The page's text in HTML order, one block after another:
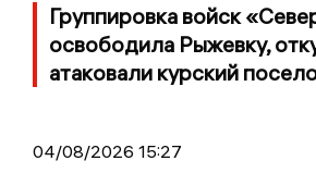
Группировка войск
освободила Рыжевку,
атаковали курский
04/08/2026 15:27